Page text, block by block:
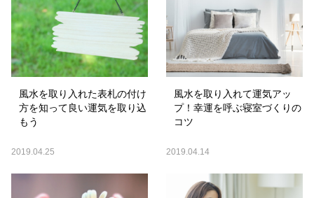
風水を取り入れた表札の付け
方を知って良い運気を取り込
もう
2019.04.25
風水を取り入れて運気アッ
プ！幸運を呼ぶ寝室づくりの
コツ
2019.04.14